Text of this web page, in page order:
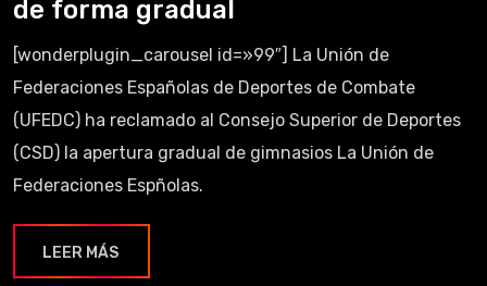
de forma gradual
[wonderplugin_carousel id=»99″] La Unión de
Federaciones Españolas de Deportes de Combate
(UFEDC) ha reclamado al Consejo Superior de Deportes
(CSD) la apertura gradual de gimnasios La Unión de
Federaciones Espñolas.
LEER MÁS